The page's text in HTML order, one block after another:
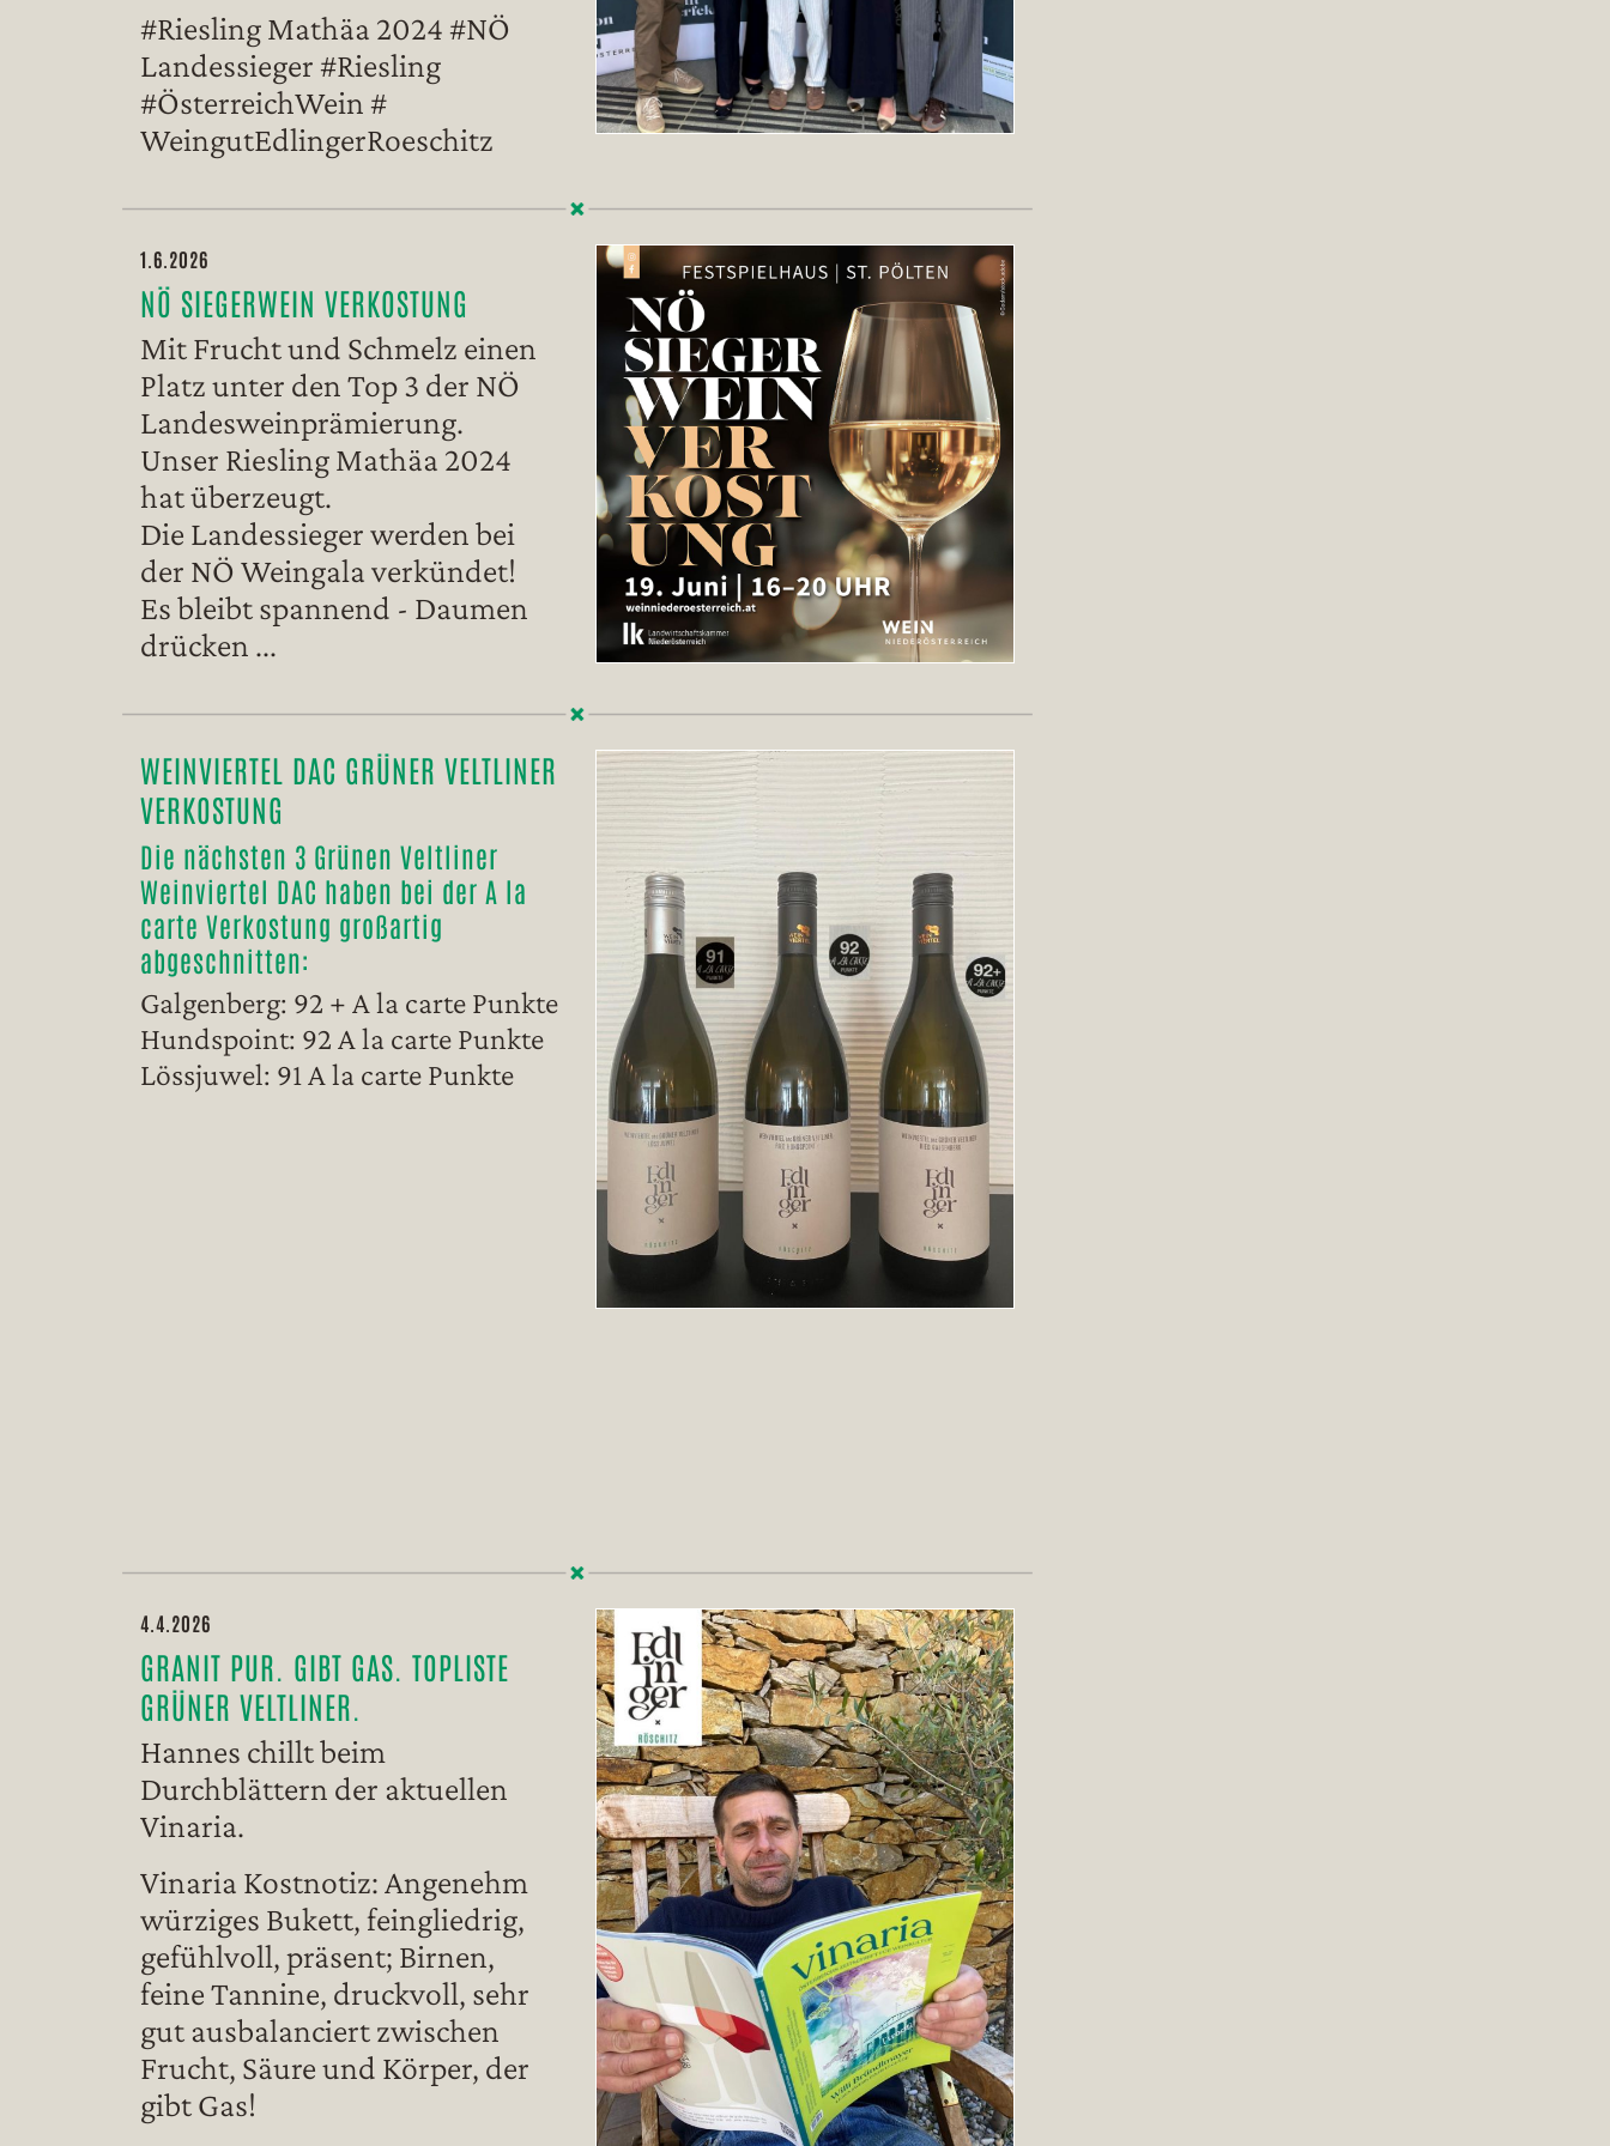
#Riesling Mathäa 2024 #NÖ
Landessieger #Riesling
#ÖsterreichWein #
WeingutEdlingerRoeschitz
1.6.2026
NÖ SIEGERWEIN VERKOSTUNG
Mit Frucht und Schmelz einen
Platz unter den Top 3 der NÖ
Landesweinprämierung.
Unser Riesling Mathäa 2024
hat überzeugt.
Die Landessieger werden bei
der NÖ Weingala verkündet!
Es bleibt spannend - Daumen
drücken ...
WEINVIERTEL DAC GRÜNER VELTLINER
VERKOSTUNG
Die nächsten 3 Grünen Veltliner
Weinviertel DAC haben bei der A la
carte Verkostung großartig
abgeschnitten:
Galgenberg: 92 + A la carte Punkte
Hundspoint: 92 A la carte Punkte
Lössjuwel: 91 A la carte Punkte
4.4.2026
GRANIT PUR. GIBT GAS. TOPLISTE
GRÜNER VELTLINER.
Hannes chillt beim
Durchblättern der aktuellen
Vinaria.
Vinaria Kostnotiz: Angenehm
würziges Bukett, feingliedrig,
gefühlvoll, präsent; Birnen,
feine Tannine, druckvoll, sehr
gut ausbalanciert zwischen
Frucht, Säure und Körper, der
gibt Gas!